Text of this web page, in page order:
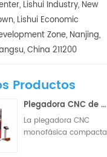
Lishui Industry, New
Lishui Economic
Zone, Nanjing,
China 211200
Productos
Plegadora CNC de dos/tres ejes con barra de torsión hidráulica pequeña WD67K 30T-1000
La plegadora CNC
monofásica compacta